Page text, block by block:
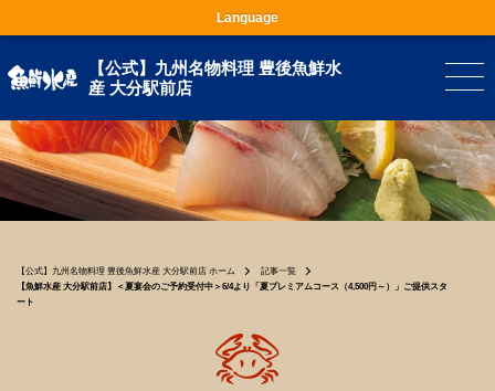
【公式】九州名物料理 豊後魚鮮水
産 大分駅前店
【公式】九州名物料理 豊後魚鮮水産 大分駅前店 ホーム
記事一覧
【魚鮮水産 大分駅前店】＜夏宴会のご予約受付中＞6/4より「夏プレミアムコース（4,500円～）」ご提供スタ
ート
Language